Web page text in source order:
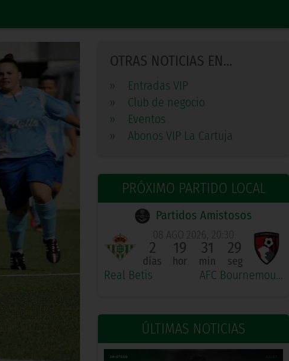
OTRAS NOTICIAS EN...
»
Entradas VIP
»
Club de negocio
»
Eventos
»
Abonos VIP La Cartuja
PRÓXIMO PARTIDO LOCAL
Partidos Amistosos
Real Betis
08 AGO 2026, 20:30
2
días
19
hor
31
min
28
seg
AFC Bournemouth
ÚLTIMAS NOTICIAS